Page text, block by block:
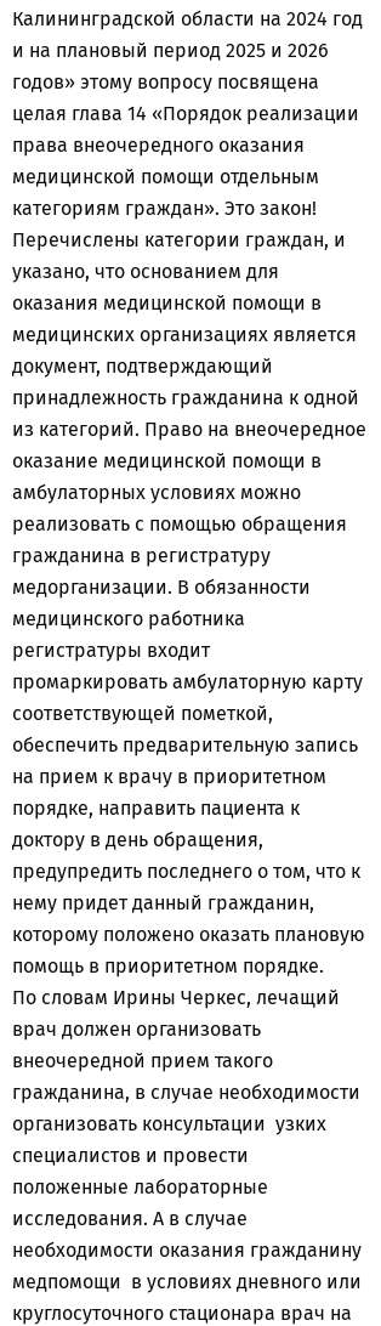
Калининградской области на 2024 год
и на плановый период 2025 и 2026
годов» этому вопросу посвящена
целая глава 14 «Порядок реализации
права внеочередного оказания
медицинской помощи отдельным
категориям граждан». Это закон!
Перечислены категории граждан, и
указано, что основанием для
оказания медицинской помощи в
медицинских организациях является
документ, подтверждающий
принадлежность гражданина к одной
из категорий. Право на внеочередное
оказание медицинской помощи в
амбулаторных условиях можно
реализовать с помощью обращения
гражданина в регистратуру
медорганизации. В обязанности
медицинского работника
регистратуры входит
промаркировать амбулаторную карту
соответствующей пометкой,
обеспечить предварительную запись
на прием к врачу в приоритетном
порядке, направить пациента к
доктору в день обращения,
предупредить последнего о том, что к
нему придет данный гражданин,
которому положено оказать плановую
помощь в приоритетном порядке.
По словам Ирины Черкес, лечащий
врач должен организовать
внеочередной прием такого
гражданина, в случае необходимости
организовать консультации узких
специалистов и провести
положенные лабораторные
исследования. А в случае
необходимости оказания гражданину
медпомощи в условиях дневного или
круглосуточного стационара врач на